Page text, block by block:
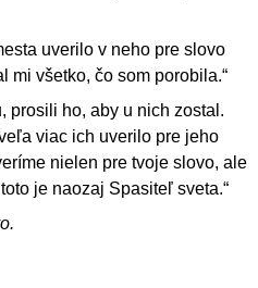
uverilo v neho pre slovo
mi všetko, čo som porobila.“
prosili ho, aby u nich zostal.
viac ich uverilo pre jeho
nielen pre tvoje slovo, ale
je naozaj Spasiteľ sveta.“